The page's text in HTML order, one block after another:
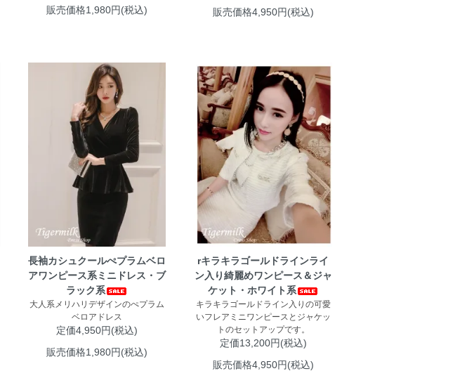
販売価格1,980円(税込)
販売価格4,950円(税込)
長袖カシュクールぺプラムベロ
アワンピース系ミニドレス・ブ
ラック系
大人系メリハリデザインのぺプラム
ベロアドレス
定価4,950円(税込)
販売価格1,980円(税込)
rキラキラゴールドラインライ
ン入り綺麗めワンピース＆ジャ
ケット・ホワイト系
キラキラゴールドライン入りの可愛
いフレアミニワンピースとジャケッ
トのセットアップです。
定価13,200円(税込)
販売価格4,950円(税込)